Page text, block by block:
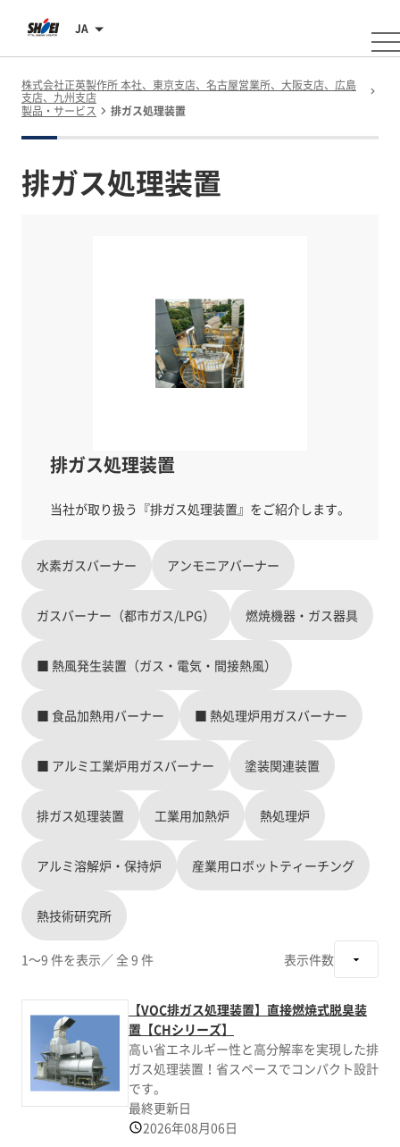
JA
株式会社正英製作所 本社、東京支店、名古屋営業所、大阪支店、広島
支店、九州支店
製品・サービス
排ガス処理装置
排ガス処理装置
排ガス処理装置
水素ガスバーナー アンモニアバーナー
ガスバーナー（都市ガス/LPG） 燃焼機器・ガス器具
■ 熱風発生装置（ガス・電気・間接熱風）
■ 食品加熱用バーナー ■ 熱処理炉用ガスバーナー
■ アルミ工業炉用ガスバーナー 塗装関連装置
排ガス処理装置 工業用加熱炉 熱処理炉
アルミ溶解炉・保持炉 産業用ロボットティーチング
熱技術研究所
1～9 件を表示／ 全 9 件 表示件数
【VOC排ガス処理装置】直接燃焼式脱臭装
置【CHシリーズ】
高い省エネルギー性と高分解率を実現した排
ガス処理装置！省スペースでコンパクト設計
です。
最終更新日
2026年08月06日